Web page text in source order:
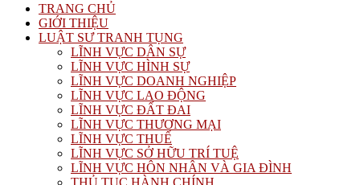
TRANG CHỦ
GIỚI THIỆU
LUẬT SƯ TRANH TỤNG
LĨNH VỰC DÂN SỰ
LĨNH VỰC HÌNH SỰ
LĨNH VỰC DOANH NGHIỆP
LĨNH VỰC LAO ĐỘNG
LĨNH VỰC ĐẤT ĐAI
LĨNH VỰC THƯƠNG MẠI
LĨNH VỰC THUẾ
LĨNH VỰC SỞ HỮU TRÍ TUỆ
LĨNH VỰC HÔN NHÂN VÀ GIA ĐÌNH
THỦ TỤC HÀNH CHÍNH